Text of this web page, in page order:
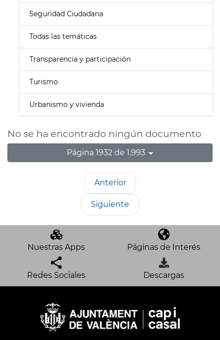
Seguridad Ciudadana
Todas las temáticas
Transparencia y participación
Turismo
Urbanismo y vivienda
No se ha encontrado ningún documento
Página 1932 de 1.993
Anterior
Siguiente
Nuestras Apps Páginas de Interés
Redes Sociales Descargas